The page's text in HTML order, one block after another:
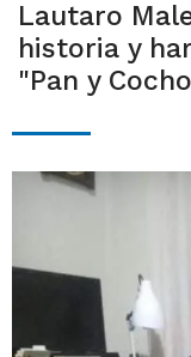
Lautaro
historia y
"Pan y